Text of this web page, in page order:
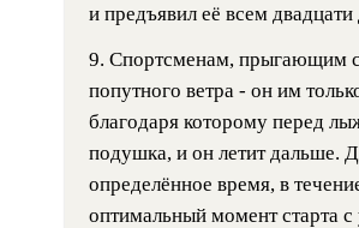
и предъявил её всем
9. Спортсменам, прыгающим
попутного ветра - он им
благодаря которому перед
подушка, и он летит дальше.
определённое время, в
оптимальный момент старта